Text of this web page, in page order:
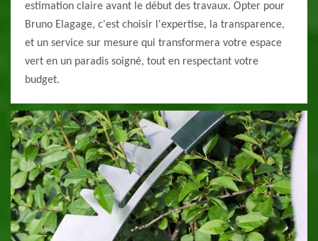
estimation claire avant le début des travaux. Opter pour
Bruno Elagage, c'est choisir l'expertise, la transparence,
et un service sur mesure qui transformera votre espace
vert en un paradis soigné, tout en respectant votre
budget.